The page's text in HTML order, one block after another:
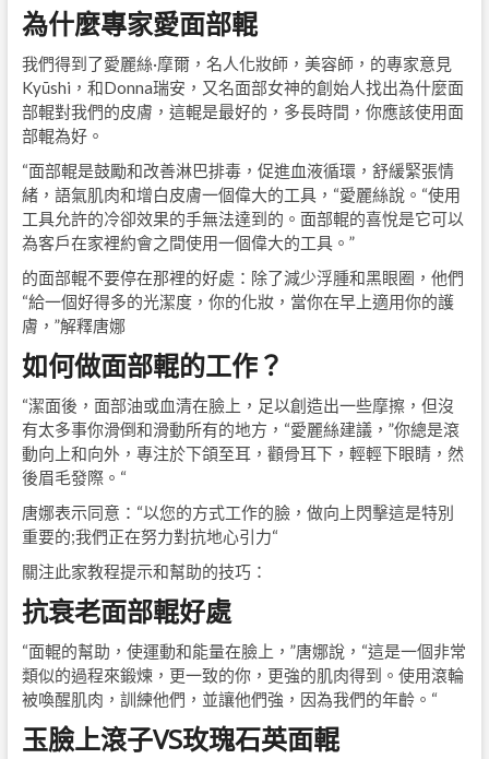
為什麼專家愛面部輥
我們得到了愛麗絲·摩爾，名人化妝師，美容師，的專家意見
Kyūshi，和Donna瑞安，又名面部女神的創始人找出為什麼面
部輥對我們的皮膚，這輥是最好的，多長時間，你應該使用面
部輥為好。
“面部輥是鼓勵和改善淋巴排毒，促進血液循環，舒緩緊張情
緒，語氣肌肉和增白皮膚一個偉大的工具，“愛麗絲說。“使用
工具允許的冷卻效果的手無法達到的。面部輥的喜悅是它可以
為客戶在家裡約會之間使用一個偉大的工具。”
的面部輥不要停在那裡的好處：除了減少浮腫和黑眼圈，他們
“給一個好得多的光潔度，你的化妝，當你在早上適用你的護
膚，”解釋唐娜
如何做面部輥的工作？
“潔面後，面部油或血清在臉上，足以創造出一些摩擦，但沒
有太多事你滑倒和滑動所有的地方，“愛麗絲建議，”你總是滾
動向上和向外，專注於下頜至耳，顴骨耳下，輕輕下眼睛，然
後眉毛發際。“
唐娜表示同意：“以您的方式工作的臉，做向上閃擊這是特別
重要的;我們正在努力對抗地心引力“
關注此家教程提示和幫助的技巧：
抗衰老面部輥好處
“面輥的幫助，使運動和能量在臉上，”唐娜說，“這是一個非常
類似的過程來鍛煉，更一致的你，更強的肌肉得到。使用滾輪
被喚醒肌肉，訓練他們，並讓他們強，因為我們的年齡。“
玉臉上滾子VS玫瑰石英面輥